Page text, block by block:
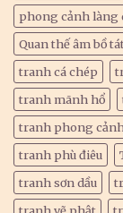
phong cảnh làng
Quan thế âm bồ
tranh cá chép
tranh mãnh hổ
tranh phong cảnh
tranh phù điêu
tranh sơn dầu